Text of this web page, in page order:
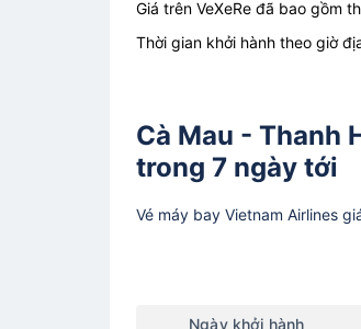
Giá trên VeXeRe đã bao gồm
Thời gian khởi hành theo giờ
Cà Mau - Thanh
trong 7 ngày tới
Vé máy bay Vietnam Airlines
Ngày khởi hành